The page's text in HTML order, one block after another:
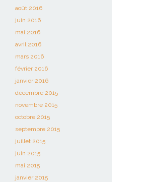
août 2016
juin 2016
mai 2016
avril 2016
mars 2016
février 2016
janvier 2016
décembre 2015
novembre 2015
octobre 2015
septembre 2015
juillet 2015
juin 2015
mai 2015
janvier 2015